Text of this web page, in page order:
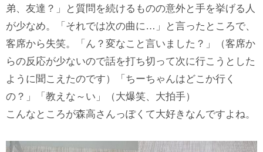
弟、友達？」と質問を続けるものの意外と手を挙げる人
が少なめ。「それでは次の曲に…」と言ったところで、
客席から失笑。「ん？変なこと言いました？」（客席か
らの反応が少ないので話を打ち切って次に行こうとした
ように聞こえたのです）「ちーちゃんはどこか行く
の？」「教えな～い」（大爆笑、大拍手）
こんなところが森高さんっぽくて大好きなんですよね。